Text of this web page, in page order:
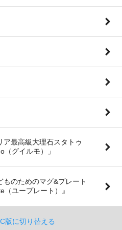
ア最高級大理石スタトゥ
グイルモ）」
のためのマグ&プレート
（ユープレート）』
版に切り替える